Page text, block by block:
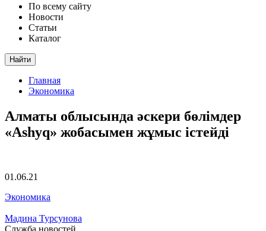
По всему сайту
Новости
Статьи
Каталог
Найти
Главная
Экономика
Алматы облысында әскери бөлімдер
«Ashyq» жобасымен жұмыс істейді
01.06.21
Экономика
Мадина Турсунова